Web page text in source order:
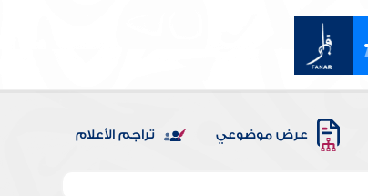
عرض موضوعي تراجم الأعلام